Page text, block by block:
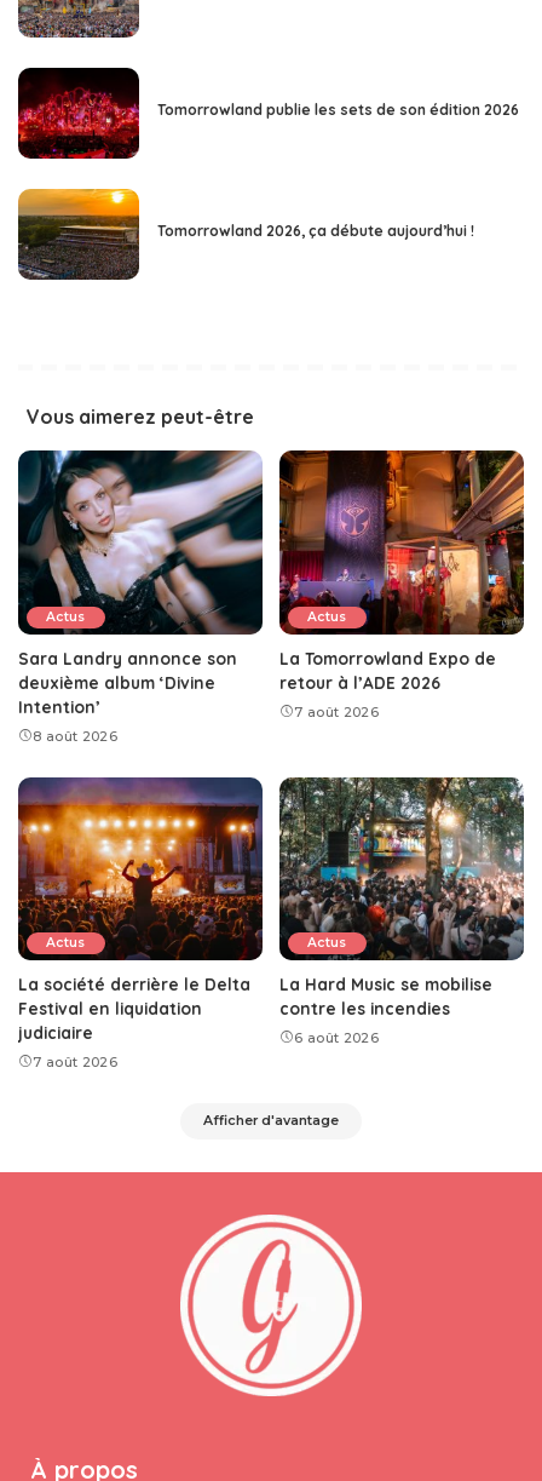
Tomorrowland publie les sets de son édition 2026
Tomorrowland 2026, ça débute aujourd’hui !
Vous aimerez peut-être
Actus
Sara Landry annonce son
deuxième album ‘Divine
Intention’
8 août 2026
Actus
La Tomorrowland Expo de
retour à l’ADE 2026
7 août 2026
Actus
La société derrière le Delta
Festival en liquidation
judiciaire
7 août 2026
Actus
La Hard Music se mobilise
contre les incendies
6 août 2026
Afficher d'avantage
À propos